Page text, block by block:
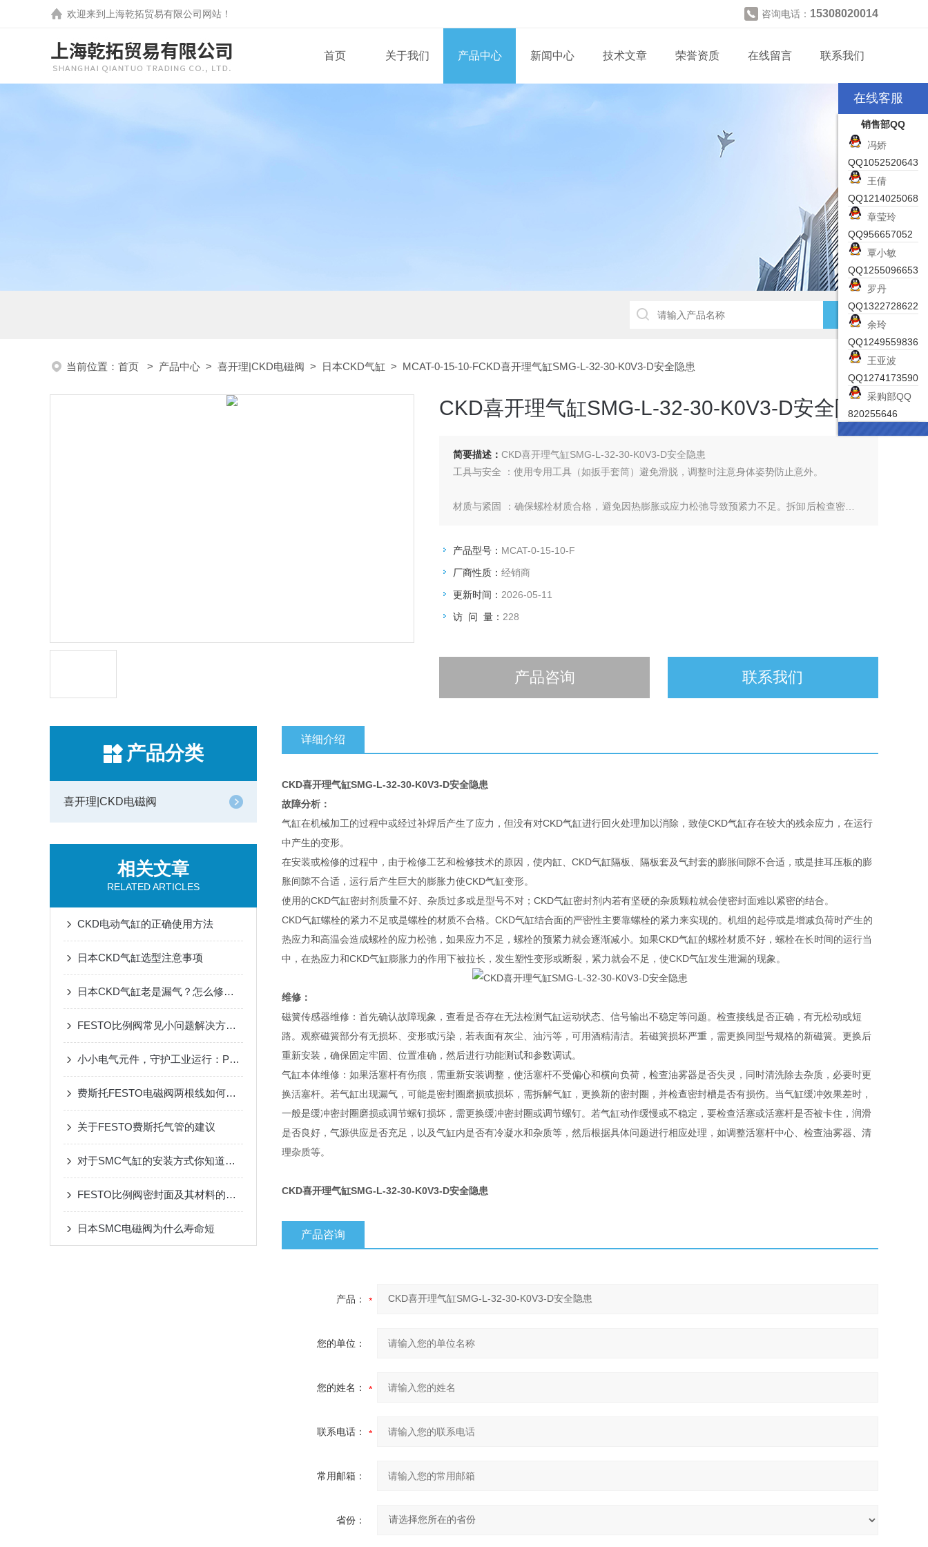
欢迎来到 上海乾拓贸易有限公司 网站！ 咨询电话： 15308020014
首页 关于我们 产品中心 新闻中心 技术文章 荣誉资质 在线留言 联系我们
当前位置： 首页 > 产品中心 > 喜开理|CKD电磁阀 > 日本CKD气缸 > MCAT-0-15-10-FCKD喜开理气缸SMG-L-32-30-K0V3-D安全隐患
CKD喜开理气缸SMG-L-32-30-K0V3-D安全隐患
简要描述： CKD喜开理气缸SMG-L-32-30-K0V3-D安全隐患
工具与安全 ：使用专用工具（如扳手套筒）避免滑脱，调整时注意身体姿势防止意外。
材质与紧固 ：确保螺栓材质合格，避免因热膨胀或应力松弛导致预紧力不足。拆卸后检查密封圈
操作规范 ：调整进气/出气口螺丝时，应先关闭发动机并排空气缸，充气时避免快速拧出螺丝。
产品型号： MCAT-0-15-10-F
厂商性质： 经销商
更新时间： 2026-05-11
访 问 量： 228
产品咨询 联系我们
产品分类
喜开理|CKD电磁阀
相关文章
RELATED ARTICLES
CKD电动气缸的正确使用方法
日本CKD气缸选型注意事项
日本CKD气缸老是漏气？怎么修都修不好？究竟是怎么回事？
FESTO比例阀常见小问题解决方法你知道吗？
小小电气元件，守护工业运行：PHOENIX继电器的实用价值与多元应用
费斯托FESTO电磁阀两根线如何接线：正负哪个接信号输出
关于FESTO费斯托气管的建议
对于SMC气缸的安装方式你知道多少？
FESTO比例阀密封面及其材料的选用
日本SMC电磁阀为什么寿命短
详细介绍
CKD喜开理气缸SMG-L-32-30-K0V3-D安全隐患
故障分析：
气缸在机械加工的过程中或经过补焊后产生了应力，但没有对CKD气缸进行回火处理加以消除，致使CKD气缸存在较大的残余应力，在运行
中产生的变形。
在安装或检修的过程中，由于检修工艺和检修技术的原因，使内缸、CKD气缸隔板、隔板套及气封套的膨胀间隙不合适，或是挂耳压板的膨
胀间隙不合适，运行后产生巨大的膨胀力使CKD气缸变形。
使用的CKD气缸密封剂质量不好、杂质过多或是型号不对；CKD气缸密封剂内若有坚硬的杂质颗粒就会使密封面难以紧密的结合。
CKD气缸螺栓的紧力不足或是螺栓的材质不合格。CKD气缸结合面的严密性主要靠螺栓的紧力来实现的。机组的起停或是增减负荷时产生的
热应力和高温会造成螺栓的应力松弛，如果应力不足，螺栓的预紧力就会逐渐减小。如果CKD气缸的螺栓材质不好，螺栓在长时间的运行当
中，在热应力和CKD气缸膨胀力的作用下被拉长，发生塑性变形或断裂，紧力就会不足，使CKD气缸发生泄漏的现象。
维修：
磁簧传感器维修：首先确认故障现象，查看是否存在无法检测气缸运动状态、信号输出不稳定等问题。检查接线是否正确，有无松动或短
路。观察磁簧部分有无损坏、变形或污染，若表面有灰尘、油污等，可用酒精清洁。若磁簧损坏严重，需更换同型号规格的新磁簧。更换后
重新安装，确保固定牢固、位置准确，然后进行功能测试和参数调试。
气缸本体维修：如果活塞杆有伤痕，需重新安装调整，使活塞杆不受偏心和横向负荷，检查油雾器是否失灵，同时清洗除去杂质，必要时更
换活塞杆。若气缸出现漏气，可能是密封圈磨损或损坏，需拆解气缸，更换新的密封圈，并检查密封槽是否有损伤。当气缸缓冲效果差时，
一般是缓冲密封圈磨损或调节螺钉损坏，需更换缓冲密封圈或调节螺钉。若气缸动作缓慢或不稳定，要检查活塞或活塞杆是否被卡住，润滑
是否良好，气源供应是否充足，以及气缸内是否有冷凝水和杂质等，然后根据具体问题进行相应处理，如调整活塞杆中心、检查油雾器、清
理杂质等。
CKD喜开理气缸SMG-L-32-30-K0V3-D安全隐患
产品咨询
产品：
您的单位：
您的姓名：
联系电话：
常用邮箱：
省份：
在线客服
销售部QQ
冯娇
QQ1052520643
王倩
QQ1214025068
章莹玲
QQ956657052
覃小敏
QQ1255096653
罗丹
QQ1322728622
余玲
QQ1249559836
王亚波
QQ1274173590
采购部QQ
820255646